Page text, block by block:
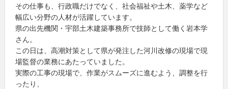
その仕事も、行政職だけでなく、社会福祉や土木、薬学など
幅広い分野の人材が活躍しています。
県の出先機関・宇部土木建築事務所で技師として働く岩本学
さん。
この日は、高潮対策として県が発注した河川改修の現場で現
場監督の業務にあたっていました。
実際の工事の現場で、作業がスムーズに進むよう、調整を行
ったり、